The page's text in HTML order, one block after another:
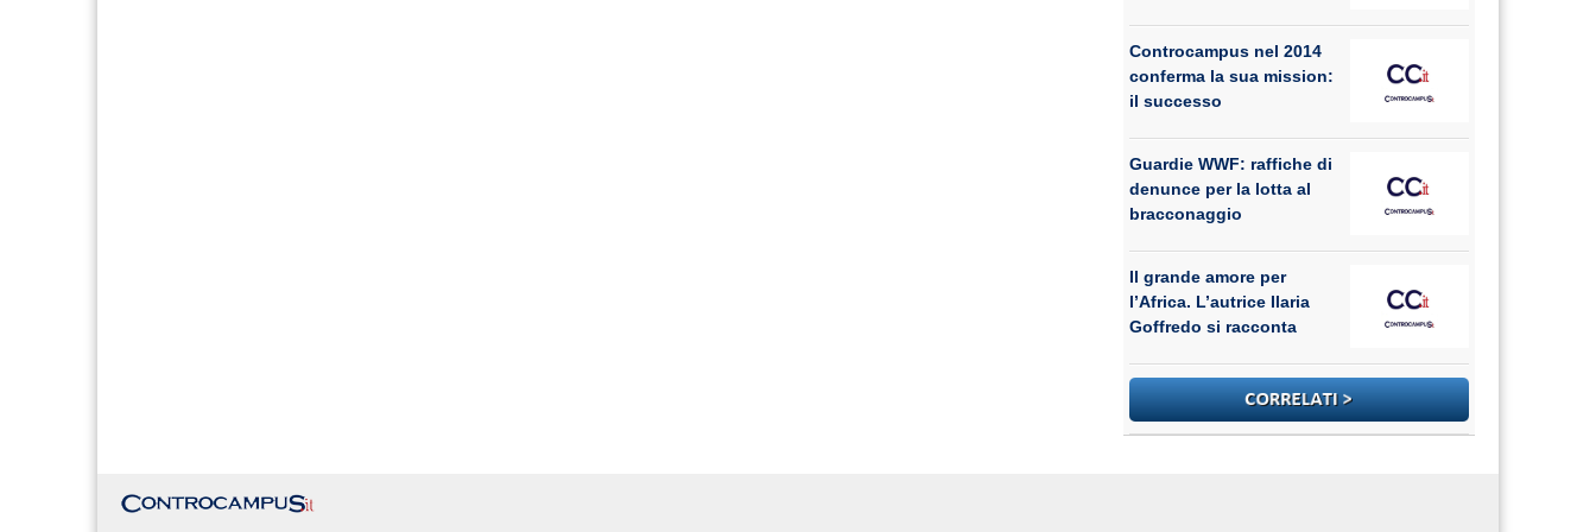
Controcampus nel 2014
conferma la sua mission:
il successo
Guardie WWF: raffiche di
denunce per la lotta al
bracconaggio
Il grande amore per
l’Africa. L’autrice Ilaria
Goffredo si racconta